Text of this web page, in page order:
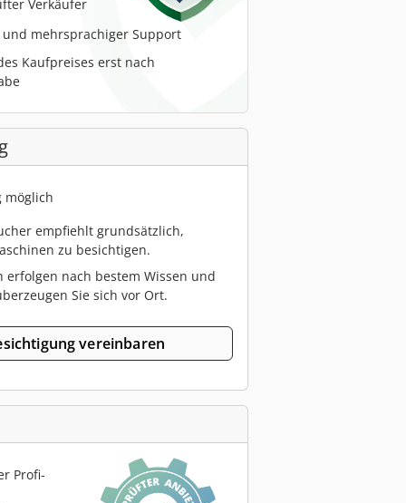
Verkäufer
und mehrsprachiger Support
Kaufpreises erst nach
möglich
empfiehlt grundsätzlich,
zu besichtigen.
erfolgen nach bestem Wissen und
Sie sich vor Ort.
vereinbaren
Profi-